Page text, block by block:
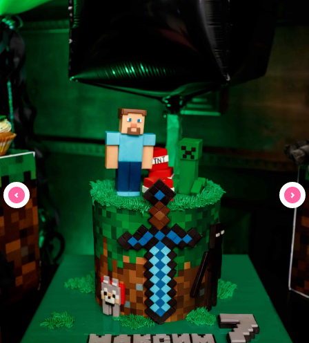
Та самая соц. сеть
:)
Телеграм
г. Краснодар
Работаем c 10:00 до 20:00
+7 (988) 523-05-33
Детские
аниматоры
Шоу-программы и квесты
Оформление праздника
Праздничный
стол
Дополнительные услуги
Статьи
Контакты
Вакансии
Видео-обзор праздников
Готовые пакеты
услуг
Отзывы
Вопрос-
ответ